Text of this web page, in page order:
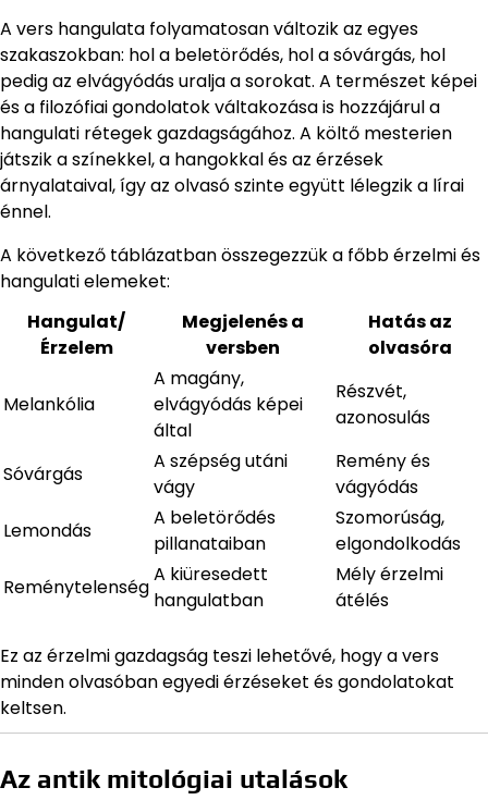
A vers hangulata folyamatosan változik az egyes
szakaszokban: hol a beletörődés, hol a sóvárgás, hol
pedig az elvágyódás uralja a sorokat. A természet képei
és a filozófiai gondolatok váltakozása is hozzájárul a
hangulati rétegek gazdagságához. A költő mesterien
játszik a színekkel, a hangokkal és az érzések
árnyalataival, így az olvasó szinte együtt lélegzik a lírai
énnel.
A következő táblázatban összegezzük a főbb érzelmi és
hangulati elemeket:
Hangulat/
Érzelem
Megjelenés a
versben
Hatás az
olvasóra
Melankólia
A magány,
elvágyódás képei
által
Részvét,
azonosulás
Sóvárgás
A szépség utáni
vágy
Remény és
vágyódás
Lemondás
A beletörődés
pillanataiban
Szomorúság,
elgondolkodás
Reménytelenség
A kiüresedett
hangulatban
Mély érzelmi
átélés
Ez az érzelmi gazdagság teszi lehetővé, hogy a vers
minden olvasóban egyedi érzéseket és gondolatokat
keltsen.
Az antik mitológiai utalások